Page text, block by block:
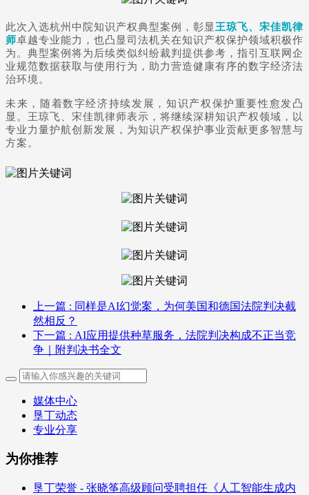
此次入选杭州中院知识产权典型案例，彰显 王琼飞、宋佳凯律
师卓越专业能力，也凸显司法机关在知识产权保护领域积极作
为。典型案例将为后续类似纠纷裁判提供参考，指引互联网企
业规范数据获取与使用行为，助力营造健康有序的数字经济法
治环境。
未来，随着数字经济持续发展，知识产权保护重要性愈发凸
显。王琼飞、宋佳凯律师表示，将继续深耕知识产权领域，以
专业力量护航创新发展，为知识产权保护事业贡献更多智慧与
方案。
上一篇 : 同样是AI幻觉案，为何美国和德国法院判决截
然相反？
下一篇 : AI应用提供种草服务，法院判决构成不正当竞
争｜附判决书全文
媒体中心
垦丁动态
专业分享
为你推荐
垦丁荣誉 - 张晓筝高级顾问受聘担任《人工智能生成内